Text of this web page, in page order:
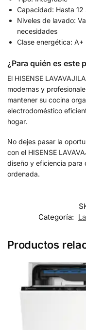
Capacidad: Hasta 12
Niveles de lavado:
necesidades
Clase energética: A+
¿Para quién es este
El HISENSE
modernas y
mantener su cocina
electrodoméstico
hogar.
No dejes pasar la
con el HISENSE
diseño y eficiencia para
ordenada.
Categoría:
Productos